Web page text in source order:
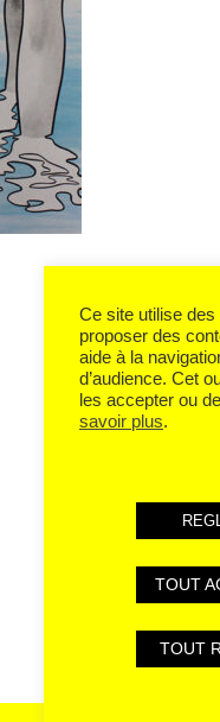
Ce site utilise
proposer des
aide à la
d’audience. Cet
les accepter ou
savoir plus.
TOUT
TOUT